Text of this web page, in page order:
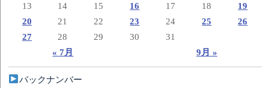
« 7月 9月 »
13
14 15 16 17 18
19
20
21 22 23 24 25
26
27
28 29 30 31
バックナンバー